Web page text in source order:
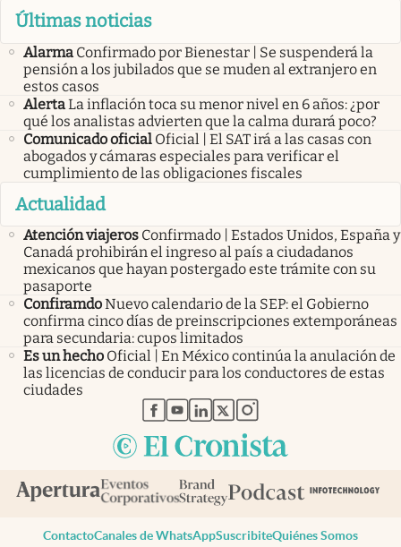
Últimas noticias
Alarma Confirmado por Bienestar | Se suspenderá la
pensión a los jubilados que se muden al extranjero en
estos casos
AlertaLa inflación toca su menor nivel en 6 años: ¿por
qué los analistas advierten que la calma durará poco?
Comunicado oficial Oficial | El SAT irá a las casas con
abogados y cámaras especiales para verificar el
cumplimiento de las obligaciones fiscales
Actualidad
Atención viajeros Confirmado | Estados Unidos, España y
Canadá prohibirán el ingreso al país a ciudadanos
mexicanos que hayan postergado este trámite con su
pasaporte
ConfiramdoNuevo calendario de la SEP: el Gobierno
confirma cinco días de preinscripciones extemporáneas
para secundaria: cupos limitados
Es un hecho Oficial | En México continúa la anulación de
las licencias de conducir para los conductores de estas
ciudades
abre en nueva pestaña
abre en nueva pestaña
abre en nueva pestaña
abre en nueva pestaña
abre en nueva pestaña
ContactoCanales de WhatsAppSuscribiteQuiénes Somos